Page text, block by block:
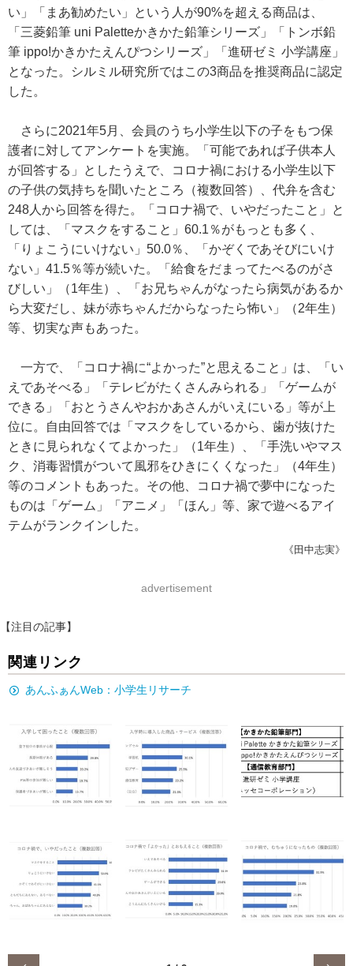
い」「まあ勧めたい」という人が90%を超える商品は、
「三菱鉛筆 uni Paletteかきかた鉛筆シリーズ」「トンボ鉛
筆 ippo!かきかたえんぴつシリーズ」「進研ゼミ 小学講座」
となった。シルミル研究所ではこの3商品を推奨商品に認定
した。
さらに2021年5月、会員のうち小学生以下の子をもつ保
護者に対してアンケートを実施。「可能であれば子供本人
が回答する」としたうえで、コロナ禍における小学生以下
の子供の気持ちを聞いたところ（複数回答）、代弁を含む
248人から回答を得た。「コロナ禍で、いやだったこと」と
しては、「マスクをすること」60.1％がもっとも多く、
「りょこうにいけない」50.0％、「かぞくであそびにいけ
ない」41.5％等が続いた。「給食をだまってたべるのがさ
びしい」（1年生）、「お兄ちゃんがなったら病気があるか
ら大変だし、妹が赤ちゃんだからなったら怖い」（2年生）
等、切実な声もあった。
一方で、「コロナ禍に“よかった”と思えること」は、「い
えであそべる」「テレビがたくさんみられる」「ゲームが
できる」「おとうさんやおかあさんがいえにいる」等が上
位に。自由回答では「マスクをしているから、歯が抜けた
ときに見られなくてよかった」（1年生）、「手洗いやマス
ク、消毒習慣がついて風邪をひきにくくなった」（4年生）
等のコメントもあった。その他、コロナ禍で夢中になった
ものは「ゲーム」「アニメ」「ほん」等、家で遊べるアイ
テムがランクインした。
《田中志実》
advertisement
【注目の記事】
関連リンク
あんふぁんWeb：小学生リサーチ